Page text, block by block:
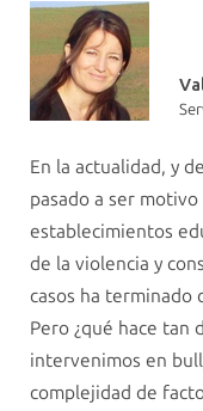
En la actualidad, y
pasado a ser
establecimientos
de la violencia y
casos ha terminado
Pero ¿qué hace tan
intervenimos en
complejidad de